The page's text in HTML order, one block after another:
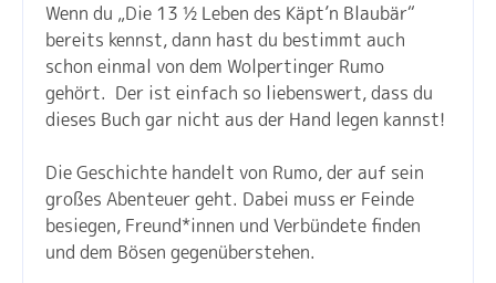
Wenn du „Die 13 ½ Leben des Käpt’n Blaubär“
bereits kennst, dann hast du bestimmt auch
schon einmal von dem Wolpertinger Rumo
gehört. Der ist einfach so liebenswert, dass du
dieses Buch gar nicht aus der Hand legen kannst!
Die Geschichte handelt von Rumo, der auf sein
großes Abenteuer geht. Dabei muss er Feinde
besiegen, Freund*innen und Verbündete finden
und dem Bösen gegenüberstehen.